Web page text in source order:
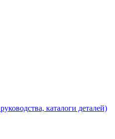
каталоги деталей)